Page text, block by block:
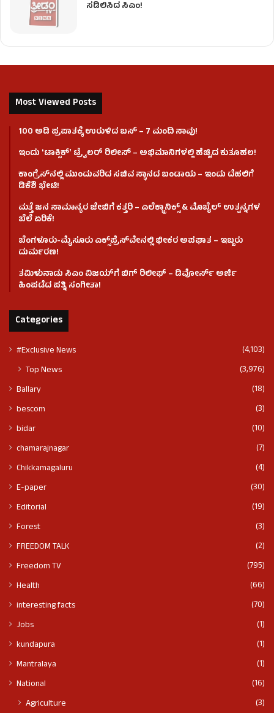
ಸಡಿಲಿಸಿದ ಸಿಎಂ!
Most Viewed Posts
100 ಅಡಿ ಪ್ರಪಾತಕ್ಕೆ ಉರುಳಿದ ಬಸ್‌ – 7 ಮಂದಿ ಸಾವು!
ಇಂದು ʻಟಾಕ್ಸಿಕ್ʼ ಟ್ರೈಲರ್ ರಿಲೀಸ್‌ – ಅಭಿಮಾನಿಗಳಲ್ಲಿ ಹೆಚ್ಚಿದ ಕುತೂಹಲ!
ಕಾಂಗ್ರೆಸ್​ನಲ್ಲಿ ಮುಂದುವರಿದ ಸಚಿವ ಸ್ಥಾನದ ಬಂಡಾಯ – ಇಂದು ದೆಹಲಿಗೆ
ಡಿಕೆಶಿ ಭೇಟಿ!
ಮತ್ತೆ ಜನ ಸಾಮಾನ್ಯರ ಜೇಬಿಗೆ ಕತ್ತರಿ – ಎಲೆಕ್ಟ್ರಾನಿಕ್ಸ್ & ಮೊಬೈಲ್ ಉತ್ಪನ್ನಗಳ
ಬೆಲೆ ಏರಿಕೆ!
ಬೆಂಗಳೂರು-ಮೈಸೂರು ಎಕ್ಸ್‌ಪ್ರೆಸ್‌ವೇನಲ್ಲಿ ಭೀಕರ ಅಪಘಾತ – ಇಬ್ಬರು
ದುರ್ಮರಣ!
ತಮಿಳುನಾಡು ಸಿಎಂ ವಿಜಯ್‌ಗೆ ಬಿಗ್ ರಿಲೀಫ್ – ಡಿವೋರ್ಸ್ ಅರ್ಜಿ
ಹಿಂಪಡೆದ ಪತ್ನಿ ಸಂಗೀತಾ!
Categories
#Exclusive News (4,103)
Top News (3,976)
Ballary
(18)
bescom
(3)
bidar
(10)
chamarajnagar
(7)
Chikkamagaluru
(4)
E-paper
(30)
Editorial
(19)
Forest
(3)
FREEDOM TALK
(2)
Freedom TV
(795)
Health
(66)
interesting facts
(70)
Jobs
(1)
kundapura
(1)
Mantralaya
(1)
National
(16)
Agriculture
(3)